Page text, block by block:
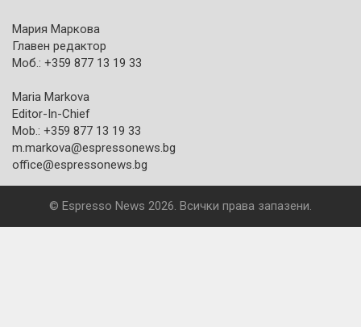
Мария Маркова
Главен редактор
Моб.: +359 877 13 19 33
Maria Markova
Editor-In-Chief
Mob.: +359 877 13 19 33
m.markova@espressonews.bg
office@espressonews.bg
© Espresso News 2026. Всички права запазени.